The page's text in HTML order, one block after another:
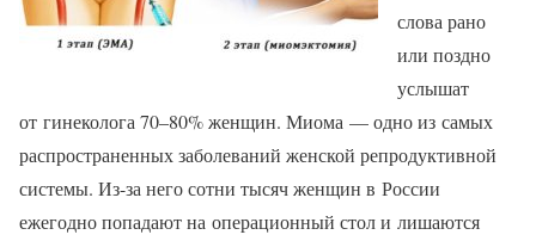
слова рано
или поздно
услышат
от гинеколога 70–80% женщин. Миома — одно из самых
распространенных заболеваний женской репродуктивной
системы. Из-за него сотни тысяч женщин в России
ежегодно попадают на операционный стол и лишаются